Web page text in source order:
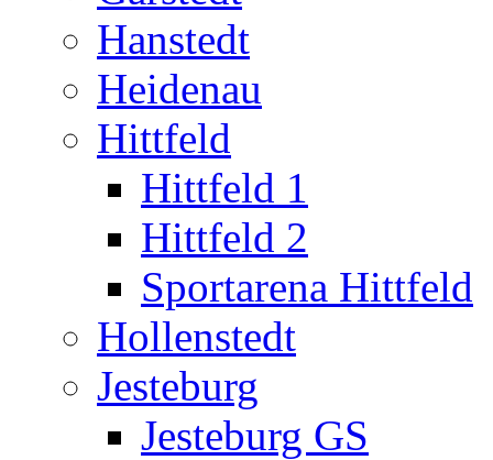
Hanstedt
Heidenau
Hittfeld
Hittfeld 1
Hittfeld 2
Sportarena Hittfeld
Hollenstedt
Jesteburg
Jesteburg GS